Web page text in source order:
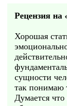
Рецензия на
Хорошая
сущности
так понимаю
Думается что